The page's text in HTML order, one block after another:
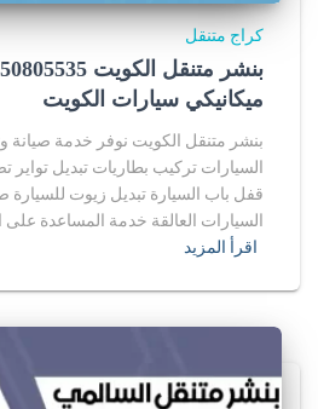
كراج متنقل
ميكانيكي سيارات الكويت
بنشر متنقل الكويت نوفر خدمة صيانة
السيارات تركيب بطاريات تبديل تواير
قفل باب السيارة تبديل زيوت للسيارة
السيارات العالقة خدمة المساعدة
اقرأ المزيد